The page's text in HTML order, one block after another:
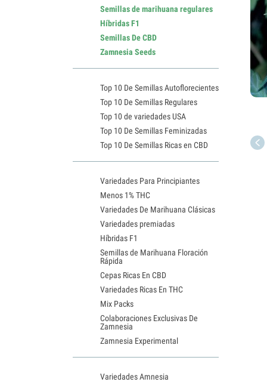
Semillas de marihuana regulares
Híbridas F1
Semillas De CBD
Zamnesia Seeds
Top 10 De Semillas Autoflorecientes
Top 10 De Semillas Regulares
Top 10 de variedades USA
Top 10 De Semillas Feminizadas
Top 10 De Semillas Ricas en CBD
Variedades Para Principiantes
Menos 1% THC
Variedades De Marihuana Clásicas
Variedades premiadas
Híbridas F1
Semillas de Marihuana Floración
Rápida
Cepas Ricas En CBD
Variedades Ricas En THC
Mix Packs
Colaboraciones Exclusivas De
Zamnesia
Zamnesia Experimental
Variedades Amnesia